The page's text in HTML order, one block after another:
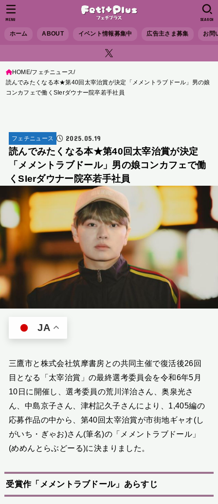
ホーム ABOUT イベント情報募集中 広告主さま募集 お問
SEARCH
MENU
HOME フェチニュース
読んでみたくなる本★第40回太宰治賞が決定「メメントラブドール」男の娘
コンカフェで働くSIerダウナー院卒若手社員
フェチニュース 2025.05.19
読んでみたくなる本★第40回太宰治賞が決定
「メメントラブドール」男の娘コンカフェで働
くSIerダウナー院卒若手社員
JA
三鷹市と株式会社筑摩書房との共同主催で復活後26回
目となる「太宰治賞」の最終選考委員会を令和6年5月
10日に開催し、選考委員の荒川洋治さん、奥泉光さ
ん、中島京子さん、津村記久子さんにより、1,405編の
応募作品の中から、第40回太宰治賞が市街地ギャオ(し
がいち・ぎゃお)さん(筆名)の「メメントラブドール」
(めめんとらぶどーる)に決まりました。
受賞作「メメントラブドール」あらすじ